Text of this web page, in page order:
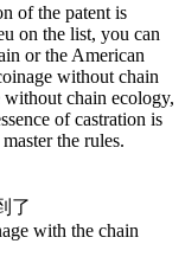
of the patent is
on the list, you can
or the American
without chain
without chain ecology,
of castration is
the rules.
了
with the chain